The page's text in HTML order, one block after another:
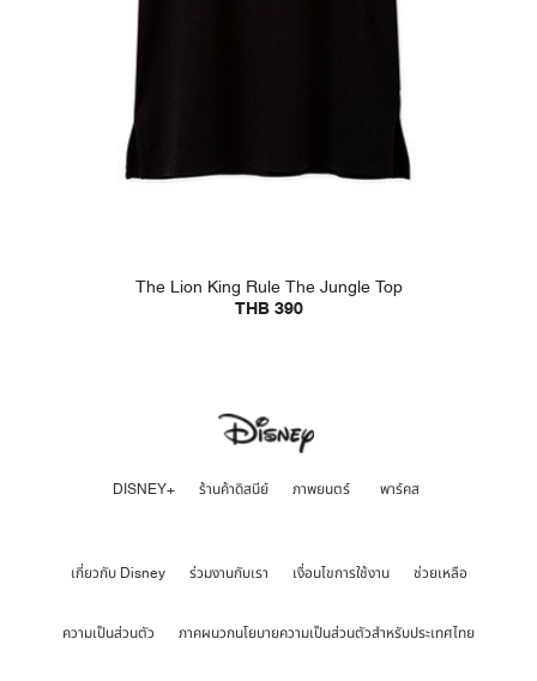
The Lion King Rule The Jungle Top
THB 390
DISNEY+ ร้านค้าดิสนีย์ ภาพยนตร์ พาร์คส
เกี่ยวกับ Disney ร่วมงานกับเรา เงื่อนไขการใช้งาน ช่วยเหลือ
ความเป็นส่วนตัว ภาคผนวกนโยบายความเป็นส่วนตัวสำหรับประเทศไทย